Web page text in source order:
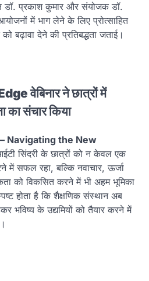
डॉ. प्रकाश कुमार और संयोजक डॉ.
में भाग लेने के लिए प्रोत्साहित
बढ़ावा देने की प्रतिबद्धता जताई।
वेबिनार ने छात्रों में
का संचार किया
Navigating the New
सिंदरी के छात्रों को न केवल एक
में सफल रहा, बल्कि नवाचार, ऊर्जा
को विकसित करने में भी अहम भूमिका
होता है कि शैक्षणिक संस्थान अब
भविष्य के उद्यमियों को तैयार करने में